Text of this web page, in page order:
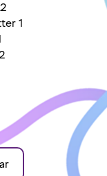
1